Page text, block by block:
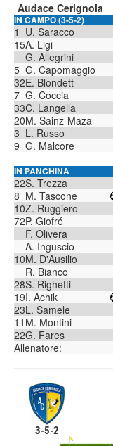
Audace Cerignola
IN CAMPO (3-5-2)
1 U. Saracco
15A. Ligi
G. Allegrini
5 G. Capomaggio
32E. Blondett
7 G. Coccia
33C. Langella
20M. Sainz-Maza
3 L. Russo
9 G. Malcore
IN PANCHINA
22S. Trezza
8 M. Tascone
10Z. Ruggiero
72P. Giofré
F. Olivera
A. Inguscio
10M. D'Ausilio
R. Bianco
28S. Righetti
19I. Achik
23L. Samele
11 M. Montini
22G. Fares
Allenatore:
3-5-2